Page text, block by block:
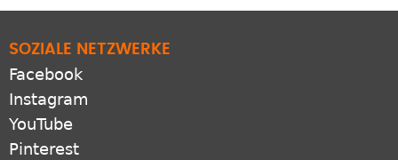
SOZIALE NETZWERKE
Facebook
Instagram
YouTube
Pinterest